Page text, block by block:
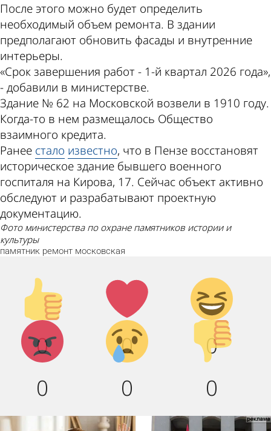
После этого можно будет определить
необходимый объем ремонта. В здании
предполагают обновить фасады и внутренние
интерьеры.
«Срок завершения работ - 1-й квартал 2026 года»,
- добавили в министерстве.
Здание № 62 на Московской возвели в 1910 году.
Когда-то в нем размещалось Общество
взаимного кредита.
Ранее стало известно, что в Пензе восстановят
историческое здание бывшего военного
госпиталя на Кирова, 17. Сейчас объект активно
обследуют и разрабатывают проектную
документацию.
фото министерства по охране памятников истории и
культуры
памятник ремонт московская
Палец
вверх!
0
Лайк!
0
Дикий
смех!
0
Агрессия!
0
Грусть :
(
0
Палец
вниз!
0